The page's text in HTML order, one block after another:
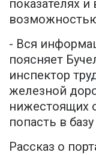
показателях
- Вся
поясняет
инспектор
железной
нижестоящих
попасть в
Рассказ о